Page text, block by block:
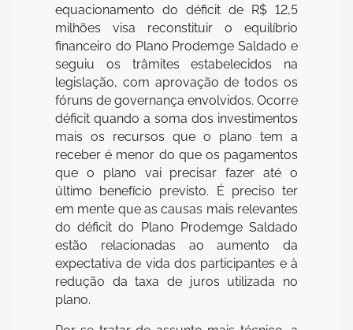
equacionamento do déficit de R$ 12,5
milhões visa reconstituir o equilíbrio
financeiro do Plano Prodemge Saldado e
seguiu os trâmites estabelecidos na
legislação, com aprovação de todos os
fóruns de governança envolvidos. Ocorre
déficit quando a soma dos investimentos
mais os recursos que o plano tem a
receber é menor do que os pagamentos
que o plano vai precisar fazer até o
último benefício previsto. É preciso ter
em mente que as causas mais relevantes
do déficit do Plano Prodemge Saldado
estão relacionadas ao aumento da
expectativa de vida dos participantes e à
redução da taxa de juros utilizada no
plano.